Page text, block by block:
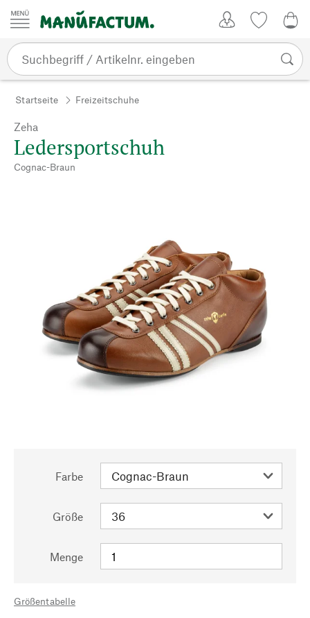
Zum Inhalt springen
Startseite Freizeitschuhe
Zeha
Ledersportschuh
Cognac-Braun
Farbe
Größe
Menge
Größentabelle